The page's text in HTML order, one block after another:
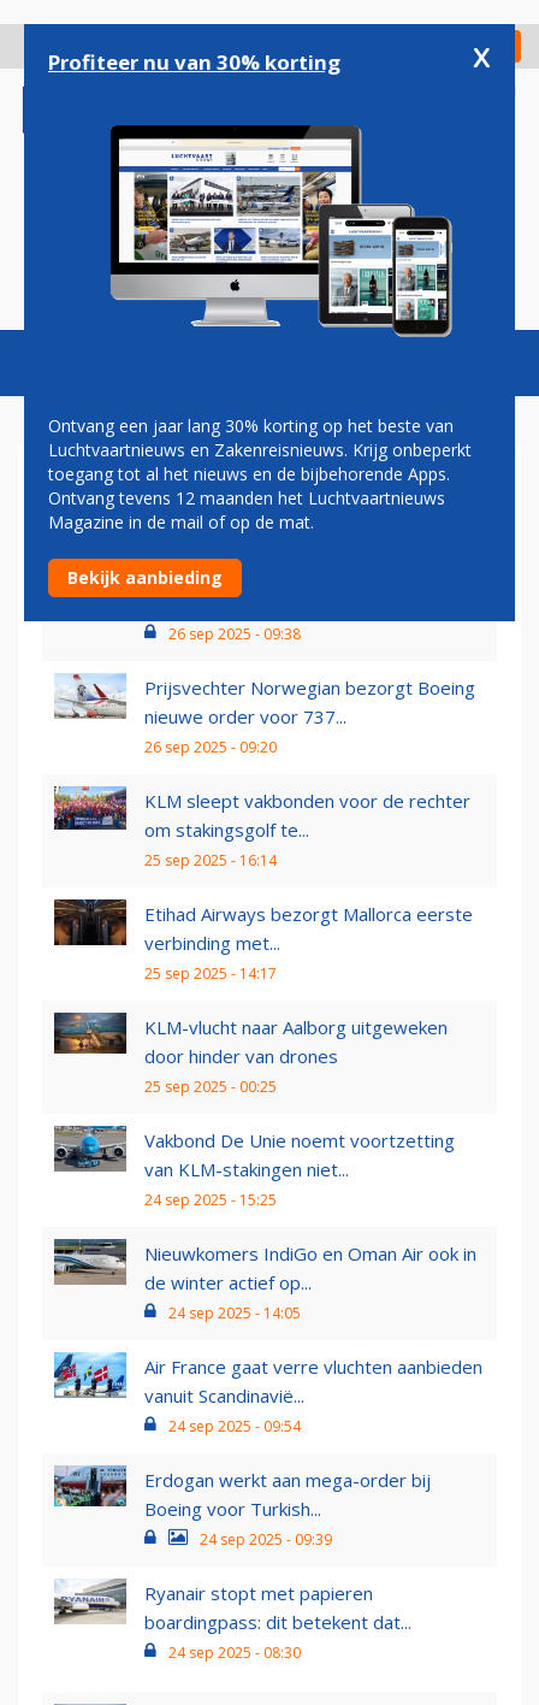
gaan
Check in
Magazine Podcasts Vacatures
AIRLINES
Turkish Airlines zet grote stap in
vlootverdubbeling door...
26 sep 2025 - 09:38
Prijsvechter Norwegian bezorgt Boeing
nieuwe order voor 737...
26 sep 2025 - 09:20
KLM sleept vakbonden voor de rechter
om stakingsgolf te...
25 sep 2025 - 16:14
Etihad Airways bezorgt Mallorca eerste
verbinding met...
25 sep 2025 - 14:17
KLM-vlucht naar Aalborg uitgeweken
door hinder van drones
25 sep 2025 - 00:25
Vakbond De Unie noemt voortzetting
van KLM-stakingen niet...
24 sep 2025 - 15:25
Nieuwkomers IndiGo en Oman Air ook in
de winter actief op...
24 sep 2025 - 14:05
Air France gaat verre vluchten aanbieden
vanuit Scandinavië...
24 sep 2025 - 09:54
Erdogan werkt aan mega-order bij
Boeing voor Turkish...
24 sep 2025 - 09:39
Ryanair stopt met papieren
boardingpass: dit betekent dat...
24 sep 2025 - 08:30
Profiteer nu van 30% korting x
Ontvang een jaar lang 30% korting op het beste van
Luchtvaartnieuws en Zakenreisnieuws. Krijg onbeperkt
toegang tot al het nieuws en de bijbehorende Apps.
Ontvang tevens 12 maanden het Luchtvaartnieuws
Magazine in de mail of op de mat.
Bekijk aanbieding